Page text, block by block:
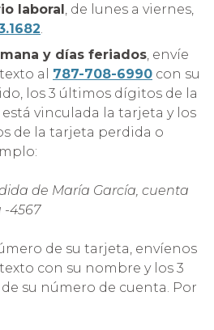
laboral, de lunes a viernes,
.
y días feriados, envíe
al 787-708-6990 con su
los 3 últimos dígitos de la
vinculada la tarjeta y los
de la tarjeta perdida o
de María García, cuenta
-4567
de su tarjeta, envíenos
con su nombre y los 3
su número de cuenta. Por